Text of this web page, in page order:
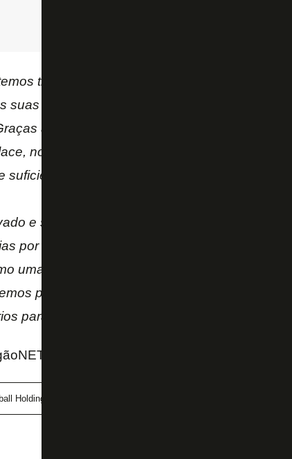
trabalhado em estreita colaboração com a
suas demandas com investimentos de capital
às contribuições de capital dos nossos
nossa posição de caixa melhorou
suficientes para a temporada 2025/26.
e sucesso esportivo que nos garantiu uma
por dois anos consecutivos, sinceramente
uma decisão administrativa pode rebaixar
para demonstrar nossa capacidade de
para garantir a promoção contínua do Lyon à
e Site oficial do Lyon
Holdings